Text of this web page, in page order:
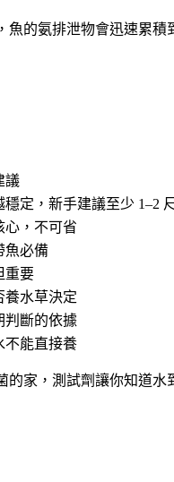
的氨排泄物會迅速累
議
穩定，新手建議至少 1–2
心，不可省
魚必備
重要
養水草決定
判斷的依據
不能直接養
家，測試劑讓你知道水